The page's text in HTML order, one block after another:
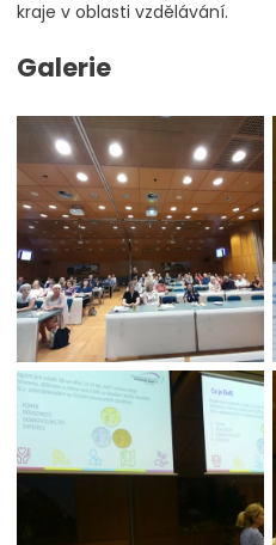
kraje v oblasti vzdělávání.
Galerie